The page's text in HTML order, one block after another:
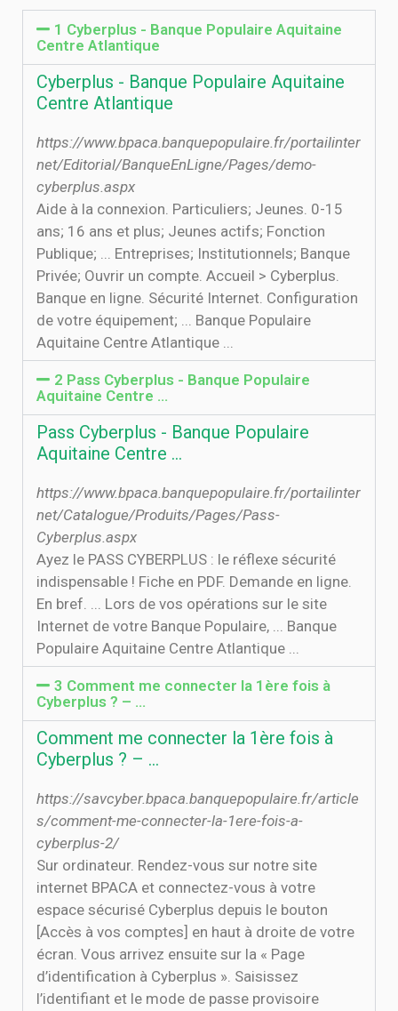
1 Cyberplus - Banque Populaire Aquitaine
Centre Atlantique
Cyberplus - Banque Populaire Aquitaine
Centre Atlantique
https://www.bpaca.banquepopulaire.fr/portailinter
net/Editorial/BanqueEnLigne/Pages/demo-
cyberplus.aspx
Aide à la connexion. Particuliers; Jeunes. 0-15
ans; 16 ans et plus; Jeunes actifs; Fonction
Publique; ... Entreprises; Institutionnels; Banque
Privée; Ouvrir un compte. Accueil > Cyberplus.
Banque en ligne. Sécurité Internet. Configuration
de votre équipement; ... Banque Populaire
Aquitaine Centre Atlantique ...
2 Pass Cyberplus - Banque Populaire
Aquitaine Centre …
Pass Cyberplus - Banque Populaire
Aquitaine Centre …
https://www.bpaca.banquepopulaire.fr/portailinter
net/Catalogue/Produits/Pages/Pass-
Cyberplus.aspx
Ayez le PASS CYBERPLUS : le réflexe sécurité
indispensable ! Fiche en PDF. Demande en ligne.
En bref. ... Lors de vos opérations sur le site
Internet de votre Banque Populaire, ... Banque
Populaire Aquitaine Centre Atlantique ...
3 Comment me connecter la 1ère fois à
Cyberplus ? – …
Comment me connecter la 1ère fois à
Cyberplus ? – …
https://savcyber.bpaca.banquepopulaire.fr/article
s/comment-me-connecter-la-1ere-fois-a-
cyberplus-2/
Sur ordinateur. Rendez-vous sur notre site
internet BPACA et connectez-vous à votre
espace sécurisé Cyberplus depuis le bouton
[Accès à vos comptes] en haut à droite de votre
écran. Vous arrivez ensuite sur la « Page
d’identification à Cyberplus ». Saisissez
l’identifiant et le mode de passe provisoire